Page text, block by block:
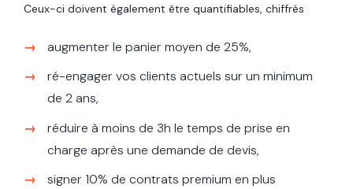
Ceux-ci doivent également être quantifiables, chiffrés
augmenter le panier moyen de 25%,
ré-engager vos clients actuels sur un minimum
de 2 ans,
réduire à moins de 3h le temps de prise en
charge après une demande de devis,
signer 10% de contrats premium en plus